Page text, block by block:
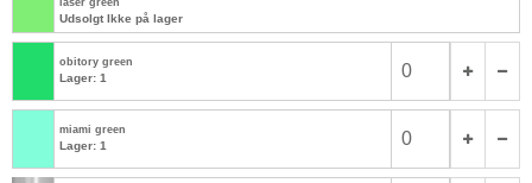
Udsolgt Ikke på lager
obitory green
Lager: 1
miami green
Lager: 1